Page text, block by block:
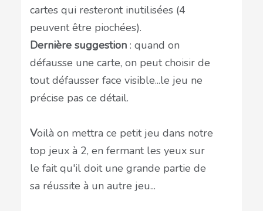
cartes qui resteront inutilisées (4
peuvent être piochées).
Dernière suggestion: quand on
défausse une carte, on peut choisir de
tout défausser face visible...le jeu ne
précise pas ce détail.
Voilà on mettra ce petit jeu dans notre
top jeux à 2, en fermant les yeux sur
le fait qu'il doit une grande partie de
sa réussite à un autre jeu...